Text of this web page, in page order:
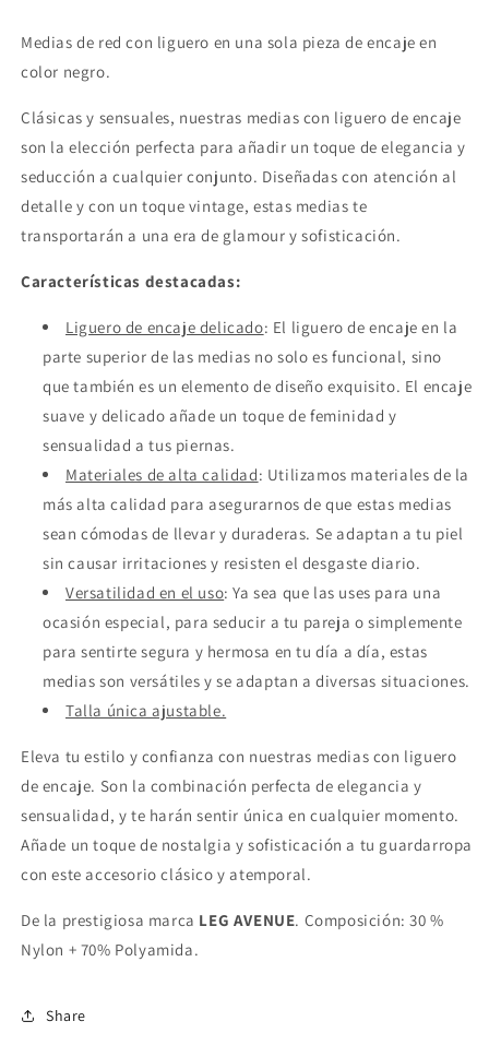
LIGUERO
ENCAJE
LIGUERO
DE
Medias de red con liguero en una sola pieza de encaje en
color negro.
Clásicas y sensuales, nuestras medias con liguero de encaje
son la elección perfecta para añadir un toque de elegancia y
seducción a cualquier conjunto. Diseñadas con atención al
detalle y con un toque vintage, estas medias te
transportarán a una era de glamour y sofisticación.
Características destacadas:
Liguero de encaje delicado: El liguero de encaje en la
parte superior de las medias no solo es funcional, sino
que también es un elemento de diseño exquisito. El encaje
suave y delicado añade un toque de feminidad y
sensualidad a tus piernas.
Materiales de alta calidad: Utilizamos materiales de la
más alta calidad para asegurarnos de que estas medias
sean cómodas de llevar y duraderas. Se adaptan a tu piel
sin causar irritaciones y resisten el desgaste diario.
Versatilidad en el uso: Ya sea que las uses para una
ocasión especial, para seducir a tu pareja o simplemente
para sentirte segura y hermosa en tu día a día, estas
medias son versátiles y se adaptan a diversas situaciones.
Talla única ajustable.
Eleva tu estilo y confianza con nuestras medias con liguero
de encaje. Son la combinación perfecta de elegancia y
sensualidad, y te harán sentir única en cualquier momento.
Añade un toque de nostalgia y sofisticación a tu guardarropa
con este accesorio clásico y atemporal.
De la prestigiosa marca LEG AVENUE. Composición: 30 %
Nylon + 70% Polyamida​.
Share